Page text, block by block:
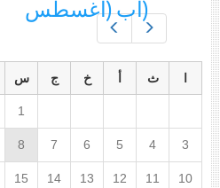
(آب (اغسطس
ث خ ج س
1
3
4
5
6
7
8
10
11
12
13
14
15